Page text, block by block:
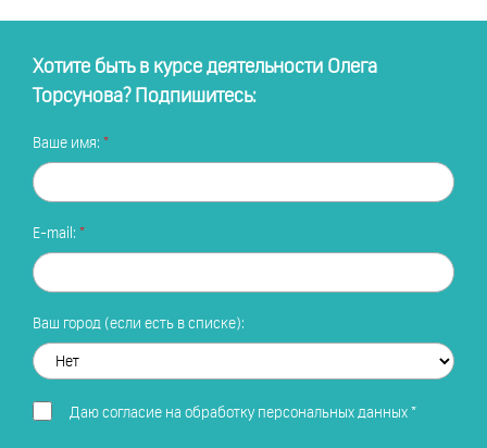
Хотите быть в курсе деятельности Олега
Торсунова? Подпишитесь:
Ваше имя:
E-mail:
Ваш город (если есть в списке):
Даю согласие на обработку персональных данных*